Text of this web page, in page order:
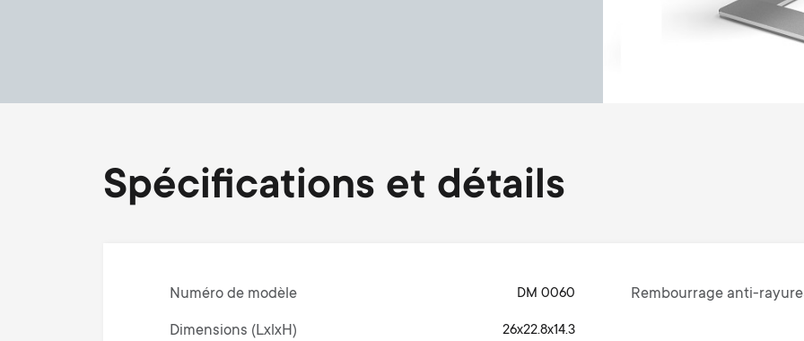
Spécifications et détails
Numéro de modèle DM 0060
Dimensions (LxlxH) 26x22.8x14.3
Rembourrage anti-